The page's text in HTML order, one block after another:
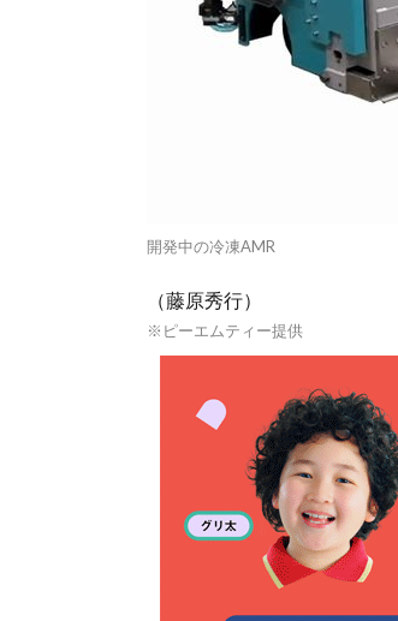
開発中の冷凍AMR
（藤原秀行）
※ピーエムティー提供